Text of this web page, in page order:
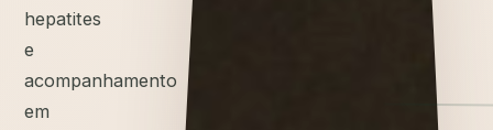
hepatites
e
acompanhamento
em